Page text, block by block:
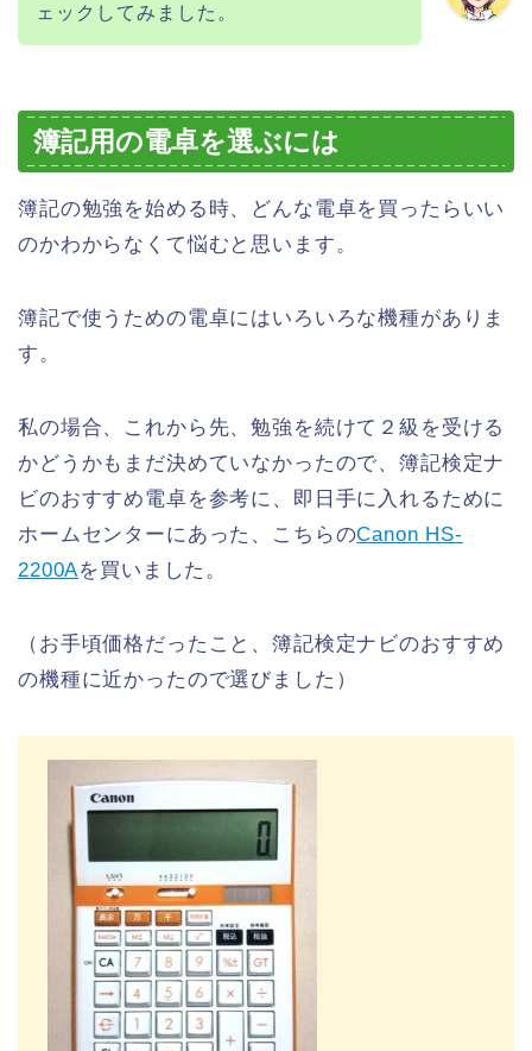
ェックしてみました。
簿記用の電卓を選ぶには
簿記の勉強を始める時、どんな電卓を買ったらいい
のかわからなくて悩むと思います。
簿記で使うための電卓にはいろいろな機種がありま
す。
私の場合、これから先、勉強を続けて２級を受ける
かどうかもまだ決めていなかったので、簿記検定ナ
ビのおすすめ電卓を参考に、即日手に入れるために
ホームセンターにあった、こちらのCanon HS-
2200Aを買いました。
（お手頃価格だったこと、簿記検定ナビのおすすめ
の機種に近かったので選びました）